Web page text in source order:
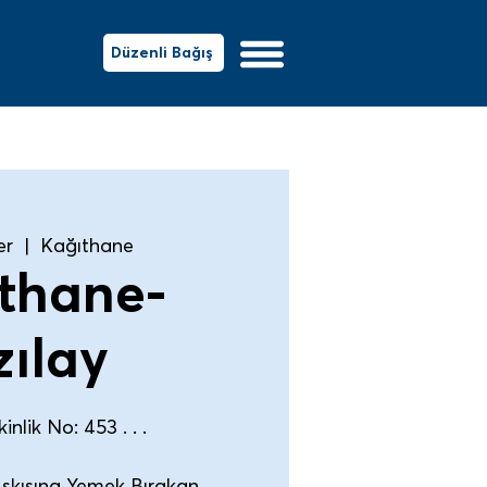
Düzenli Bağış
Kağıthane
No: 453 . . .